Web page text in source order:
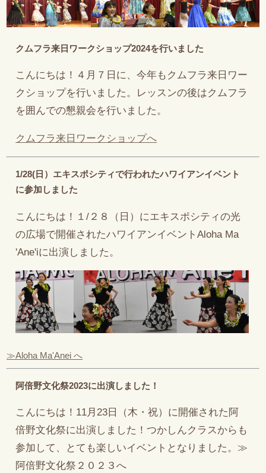
クムフラ来日ワークショップ2024を行いました
こんにちは！４月７日に、今年もクムフラ来日ワー
クショップを行いました。レッスンの後はクムフラ
を囲んでの懇親会を行いました。
クムフラ来日ワークショップへ
1/28(日）エキスポシティで行われたハワイアンイベント
に参加しました
こんにちは！１/２８（日）にエキスポシティの光
の広場で開催されたハワイアンイベントAloha Ma
'Ane'iに出演しました。
≫Aloha Ma'Anei へ
阿倍野文化祭2023に出演しました！
こんにちは！11月23日（木・祝）に開催された阿
倍野文化祭に出演しました！つかしんクラスからも
参加して、とても楽しいイベントとなりました。≫
阿倍野文化祭２０２３へ